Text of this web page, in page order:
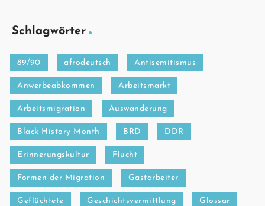
Schlagwörter
89/90 afrodeutsch Antisemitismus
Anwerbeabkommen Arbeitsmarkt
Arbeitsmigration Auswanderung
Black History Month BRD DDR
Erinnerungskultur Flucht
Formen der Migration Gastarbeiter
Geflüchtete Geschichtsvermittlung Glossar